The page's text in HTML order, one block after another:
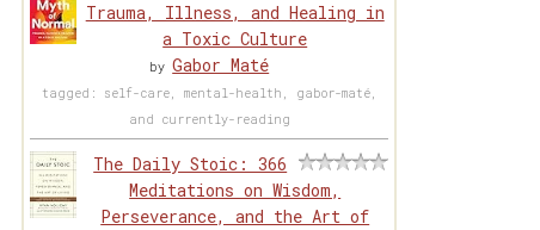
Trauma, Illness, and Healing in
a Toxic Culture
byGabor Maté
tagged: self-care, mental-health, gabor-maté,
and currently-reading
The Daily Stoic: 366
Meditations on Wisdom,
Perseverance, and the Art of